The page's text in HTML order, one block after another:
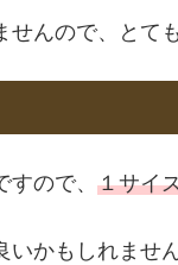
せんので、とて
ので、 １サイ
いかもしれませ